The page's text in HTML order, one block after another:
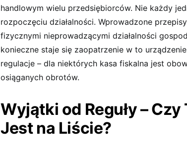
handlowym wielu przedsiębiorców. Nie każdy
rozpoczęciu działalności. Wprowadzone
fizycznymi nieprowadzącymi działalności
konieczne staje się zaopatrzenie w to
regulacje – dla niektórych kasa fiskalna jest
osiąganych obrotów.
Wyjątki od Reguły –
Jest na Liście?